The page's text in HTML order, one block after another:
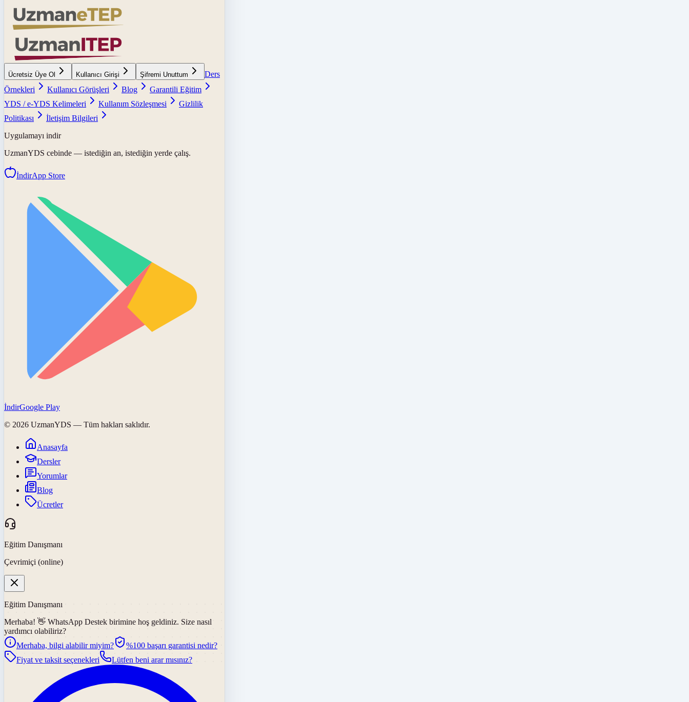
Ücretsiz Üye Ol Kullanıcı Girişi Şifremi Unuttum
Ders
Örnekleri
Kullanıcı Görüşleri Blog
Garantili Eğitim
YDS / e-YDS Kelimeleri
Kullanım Sözleşmesi
Gizlilik
Politikası
İletişim Bilgileri
Uygulamayı indir
UzmanYDS cebinde — istediğin an, istediğin yerde çalış.
İndirApp Store
İndirGoogle Play
© 2026 UzmanYDS — Tüm hakları saklıdır.
Anasayfa
Dersler
Yorumlar
Blog
Ücretler
Eğitim Danışmanı
Çevrimiçi (online)
Eğitim Danışmanı
Merhaba! 👋 WhatsApp Destek birimine hoş geldiniz. Size nasıl
yardımcı olabiliriz?
Merhaba, bilgi alabilir miyim?
%100 başarı garantisi nedir?
Fiyat ve taksit seçenekleri
Lütfen beni arar mısınız?